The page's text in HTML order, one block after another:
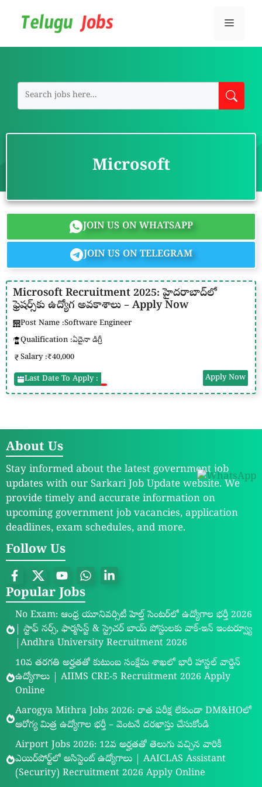
Menu
Microsoft
JOIN US ON WHATSAPP
JOIN US ON TELEGRAM
Microsoft Recruitment 2025: హైదరాబాద్‌లో
ఫ్రెషర్స్‌కు ఉద్యోగ అవకాశాలు – Apply Now
Post Name :Software Engineer
Qualification :ఏదైనా డిగ్రీ
Salary :₹40,000
Last Date To Apply : Apply Now
About Us
Stay informed about the latest government job
updates with our Sarkari Job Update website. We
provide timely and accurate information on
upcoming government job vacancies, application
deadlines, exam schedules, and more.
Follow Us
Popular Jobs
No Exam: ఆంధ్ర యూనివర్సిటీ హెల్త్ సెంటర్‌లో ఉద్యోగాల భర్తీ 2026
| స్టాఫ్ నర్స్, ఫార్మసిస్ట్ & స్ట్రెచర్ బాయ్ పోస్టులకు వాక్-ఇన్ ఇంటర్వ్యూ
|Andhra University Recruitment 2026
10వ తరగతి అర్హతతో కుటుంబ సంక్షేమ శాఖలో భారీ హాస్టల్ వార్డెన్
ఉద్యోగాలు | AIIMS CRE-5 Recruitment 2026 Apply
Online
Aarogya Mithra Jobs 2026: రాత పరీక్ష లేకుండా DM&HOలో
ఆరోగ్య మిత్ర ఉద్యోగాల భర్తీ – వెంటనే దరఖాస్తు చేసుకోండి
Airport Jobs 2026: 12వ అర్హతతో తెలుగు వచ్చిన వారికీ
ఎయిర్‌పోర్ట్‌లో అసిస్టెంట్ ఉద్యోగాలు | AAICLAS Assistant
(Security) Recruitment 2026 Apply Online